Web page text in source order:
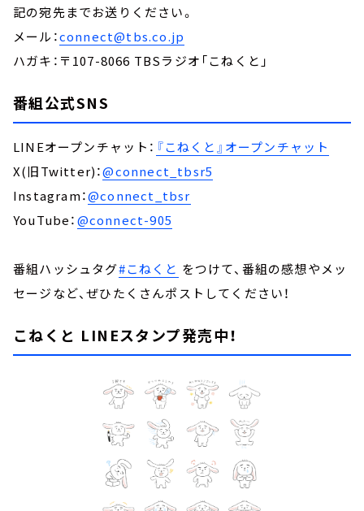
記の宛先までお送りください。
メール：connect@tbs.co.jp
ハガキ：〒107-8066 TBSラジオ「こねくと」
番組公式SNS
LINEオープンチャット： 『こねくと』オープンチャット
X(旧Twitter)：@connect_tbsr5
Instagram：@connect_tbsr
YouTube：@connect-905
番組ハッシュタグ#こねくと をつけて、番組の感想やメッ
セージなど、ぜひたくさんポストしてください！
こねくと LINEスタンプ発売中！